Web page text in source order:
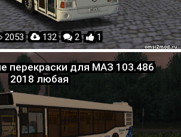
2053 · 132 · 2 · 1
перекраски для МАЗ 103.486
2018 любая